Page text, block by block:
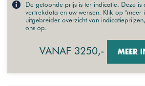
De getoonde prijs is ter indicatie. Deze is
vertrekdata en uw wensen. Klik op "meer
uitgebreider overzicht van
ons op.
VANAF 3250,- MEER